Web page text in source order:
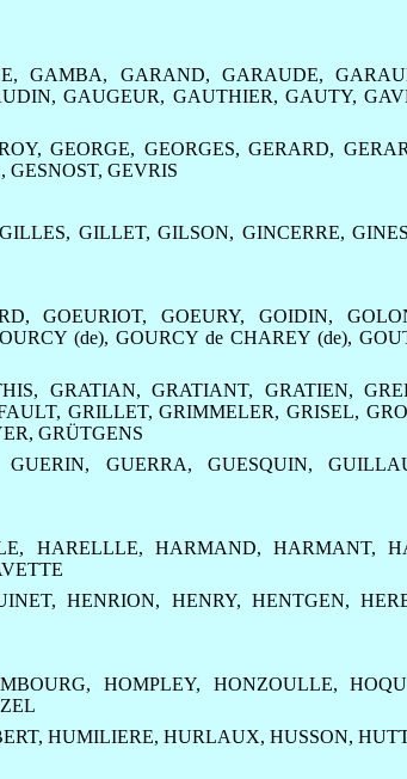
,GAMBA, GARAND, GARAUDE,
,GAUGEUR, GAUTHIER,GAUTY,
,GEORGE, GEORGES,GERARD,
, GESNOST, GEVRIS
GILLES, GILLET,GILSON, GINCERRE,
,GOEURIOT,GOEURY, GOIDIN,
(de), GOURCY de CHAREY (de),
, GRATIAN,GRATIANT, GRATIEN,
, GRILLET,GRIMMELER,GRISEL,
, GRÜTGENS
GUERIN, GUERRA, GUESQUIN,
, HARELLLE, HARMAND,HARMANT,
,HENRION, HENRY, HENTGEN,
, HOMPLEY, HONZOULLE,
, HUMILIERE, HURLAUX, HUSSON,